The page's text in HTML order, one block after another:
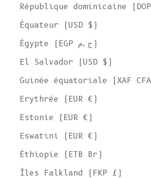
République dominicaine
Équateur (USD $)
Égypte (EGP ج.م)
El Salvador (USD $)
Guinée équatoriale (XAF
Erythrée (EUR €)
Estonie (EUR €)
Eswatini (EUR €)
Éthiopie (ETB Br)
Îles Falkland (FKP £)